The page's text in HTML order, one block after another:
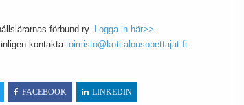
förbund ry. Logga in här>>.
kontakta toimisto@kotitalousopettajat.fi.
FACEBOOK LINKEDIN